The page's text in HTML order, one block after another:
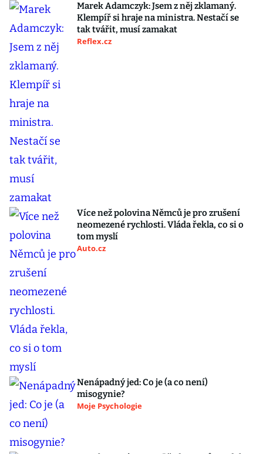
Marek Adamczyk: Jsem z něj zklamaný.
Klempíř si hraje na ministra. Nestačí se
tak tvářit, musí zamakat
Reflex.cz
Více než polovina Němců je pro zrušení
neomezené rychlosti. Vláda řekla, co si o
tom myslí
Auto.cz
Nenápadný jed: Co je (a co není)
misogynie?
Moje Psychologie